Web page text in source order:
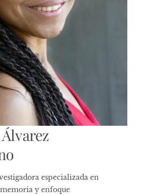
especializada en
y enfoque